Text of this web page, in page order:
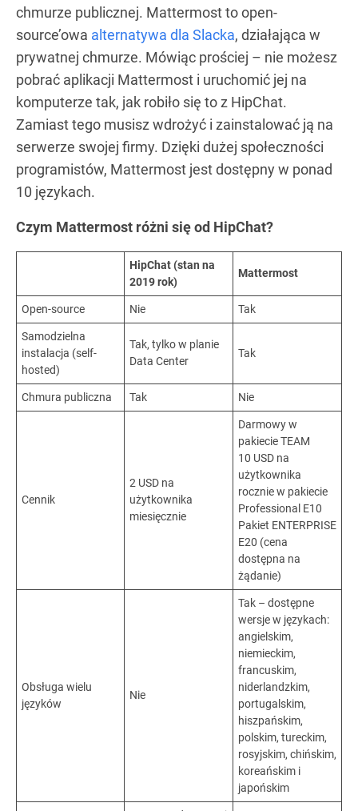
chmurze publicznej. Mattermost to open-
source’owa alternatywa dla Slacka, działająca w
prywatnej chmurze. Mówiąc prościej – nie możesz
pobrać aplikacji Mattermost i uruchomić jej na
komputerze tak, jak robiło się to z HipChat.
Zamiast tego musisz wdrożyć i zainstalować ją na
serwerze swojej firmy. Dzięki dużej społeczności
programistów, Mattermost jest dostępny w ponad
10 językach.
Czym Mattermost różni się od HipChat?
HipChat (stan na
2019 rok)
Mattermost
Open-source Nie Tak
Samodzielna
instalacja (self-
hosted)
Tak, tylko w planie
Data Center
Tak
Chmura publiczna Tak Nie
Cennik
2 USD na
użytkownika
miesięcznie
Darmowy w
pakiecie TEAM
10 USD na
użytkownika
rocznie w pakiecie
Professional E10
Pakiet ENTERPRISE
E20 (cena
dostępna na
żądanie)
Obsługa wielu
języków
Nie
Tak – dostępne
wersje w językach:
angielskim,
niemieckim,
francuskim,
niderlandzkim,
portugalskim,
hiszpańskim,
polskim, tureckim,
rosyjskim, chińskim,
koreańskim i
japońskim